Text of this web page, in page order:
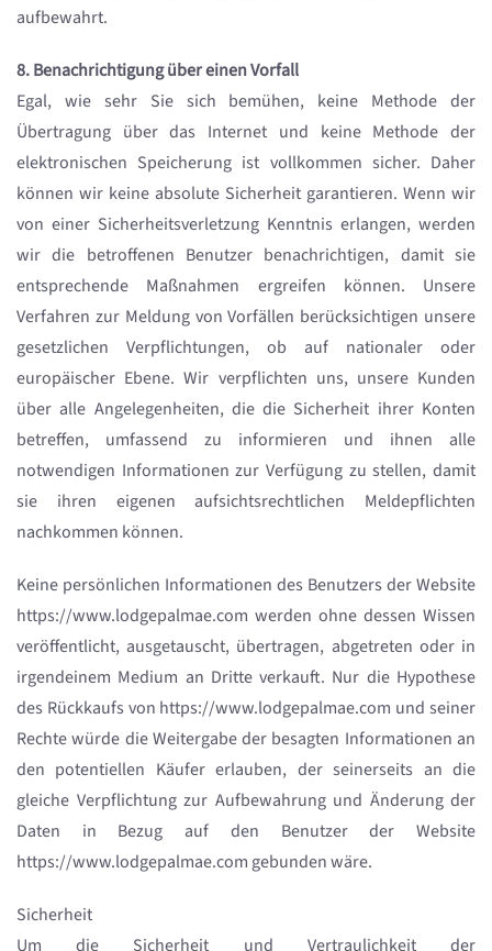
aufbewahrt.
8. Benachrichtigung über einen Vorfall
Egal, wie sehr Sie sich bemühen, keine Methode der
Übertragung über das Internet und keine Methode der
elektronischen Speicherung ist vollkommen sicher. Daher
können wir keine absolute Sicherheit garantieren. Wenn wir
von einer Sicherheitsverletzung Kenntnis erlangen, werden
wir die betroffenen Benutzer benachrichtigen, damit sie
entsprechende Maßnahmen ergreifen können. Unsere
Verfahren zur Meldung von Vorfällen berücksichtigen unsere
gesetzlichen Verpflichtungen, ob auf nationaler oder
europäischer Ebene. Wir verpflichten uns, unsere Kunden
über alle Angelegenheiten, die die Sicherheit ihrer Konten
betreffen, umfassend zu informieren und ihnen alle
notwendigen Informationen zur Verfügung zu stellen, damit
sie ihren eigenen aufsichtsrechtlichen Meldepflichten
nachkommen können.
Keine persönlichen Informationen des Benutzers der Website
https://www.lodgepalmae.com werden ohne dessen Wissen
veröffentlicht, ausgetauscht, übertragen, abgetreten oder in
irgendeinem Medium an Dritte verkauft. Nur die Hypothese
des Rückkaufs von https://www.lodgepalmae.com und seiner
Rechte würde die Weitergabe der besagten Informationen an
den potentiellen Käufer erlauben, der seinerseits an die
gleiche Verpflichtung zur Aufbewahrung und Änderung der
Daten in Bezug auf den Benutzer der Website
https://www.lodgepalmae.com gebunden wäre.
Sicherheit
Um die Sicherheit und Vertraulichkeit der